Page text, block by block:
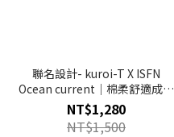
聯名設計- kuroi-T X ISFN
Ocean current｜棉柔舒適成人
短踢
NT$1,280
NT$1,500